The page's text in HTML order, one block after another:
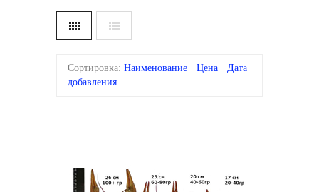
Сортировка: Наименование · Цена · Дата
добавления